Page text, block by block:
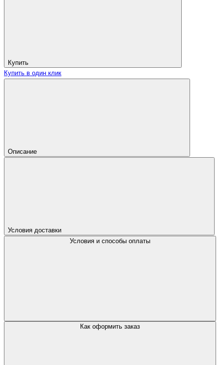
Купить
Купить в один клик
Описание
Условия доставки
Условия и способы оплаты
Как оформить заказ